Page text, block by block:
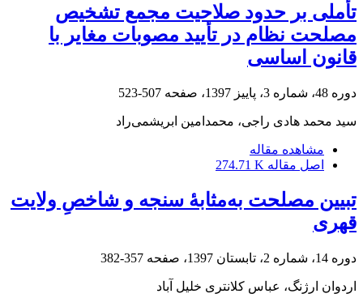
تأملی بر حدود صلاحیت مجمع تشخیص
مصلحت نظام در تأیید مصوبات مغایر با
قانون اساسی
دوره 48، شماره 3، پاییز 1397، صفحه 507-523
سید محمد هادی راجی، محمدامین ابریشمی‌راد
مشاهده مقاله
اصل مقاله 274.71 K
تبیین مصلحت به‌مثابۀ سنجه و شاخصِ ولایت
قهری
دوره 14، شماره 2، تابستان 1397، صفحه 357-382
اردوان ارژنگ، عباس کلانتری خلیل آباد